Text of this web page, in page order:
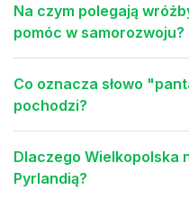
Na czym polegają
pomóc w samorozwoju?
Co oznacza słowo
pochodzi?
Dlaczego Wielkopolska
Pyrlandią?